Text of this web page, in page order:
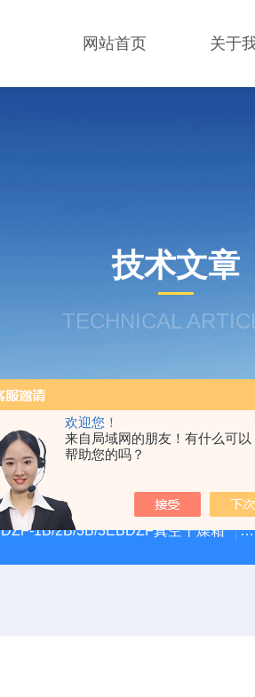
欢迎您！
来自局域网的朋友！有什么可以
帮助您的吗？
网站首页 关于
技术文章
TECHNICAL
DZF-1B/2B/3B/3EBDZF真空干燥箱